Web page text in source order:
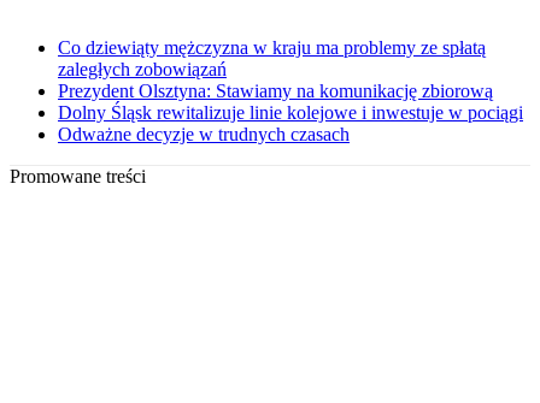
Co dziewiąty mężczyzna w kraju ma problemy ze spłatą
zaległych zobowiązań
Prezydent Olsztyna: Stawiamy na komunikację zbiorową
Dolny Śląsk rewitalizuje linie kolejowe i inwestuje w pociągi
Odważne decyzje w trudnych czasach
Promowane treści